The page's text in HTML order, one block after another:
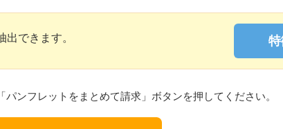
できます。
ンフレットをまとめて請求」ボタンを押してください。